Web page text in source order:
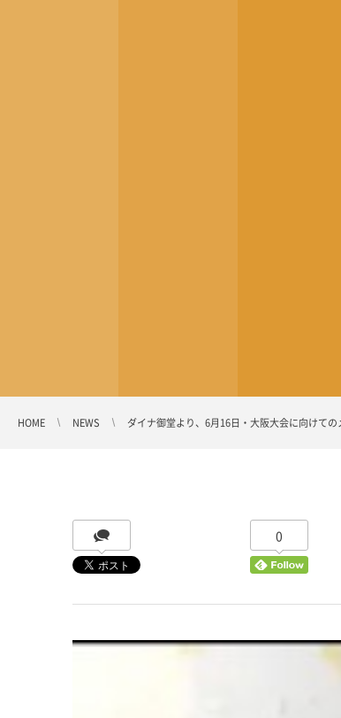
HOME NEWS ダイナ御堂より、6月16日・大阪大会に向けての
0